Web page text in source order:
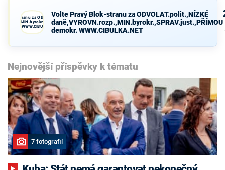
Blok-stranu za ODVOLAT.polit.,NÍZKÉ
demokr. WWW.CIBULKA.NET
Volte Pravý Blok-stranu za ODVOLAT.polit.,NÍZKÉ
daně,VYROVN.rozp.,MIN.byrokr.,SPRAV.just.,PŘÍMOU
demokr. WWW.CIBULKA.NET
Nejnovější příspěvky k tématu
7 fotografií